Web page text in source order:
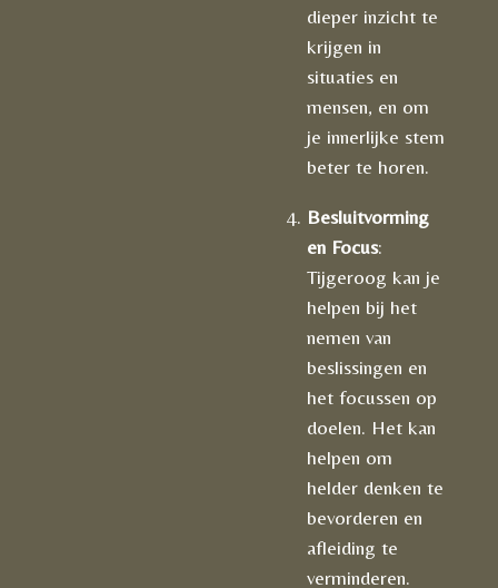
dieper inzicht te
krijgen in
situaties en
mensen, en om
je innerlijke stem
beter te horen.
Besluitvorming
en Focus:
Tijgeroog kan je
helpen bij het
nemen van
beslissingen en
het focussen op
doelen. Het kan
helpen om
helder denken te
bevorderen en
afleiding te
verminderen.